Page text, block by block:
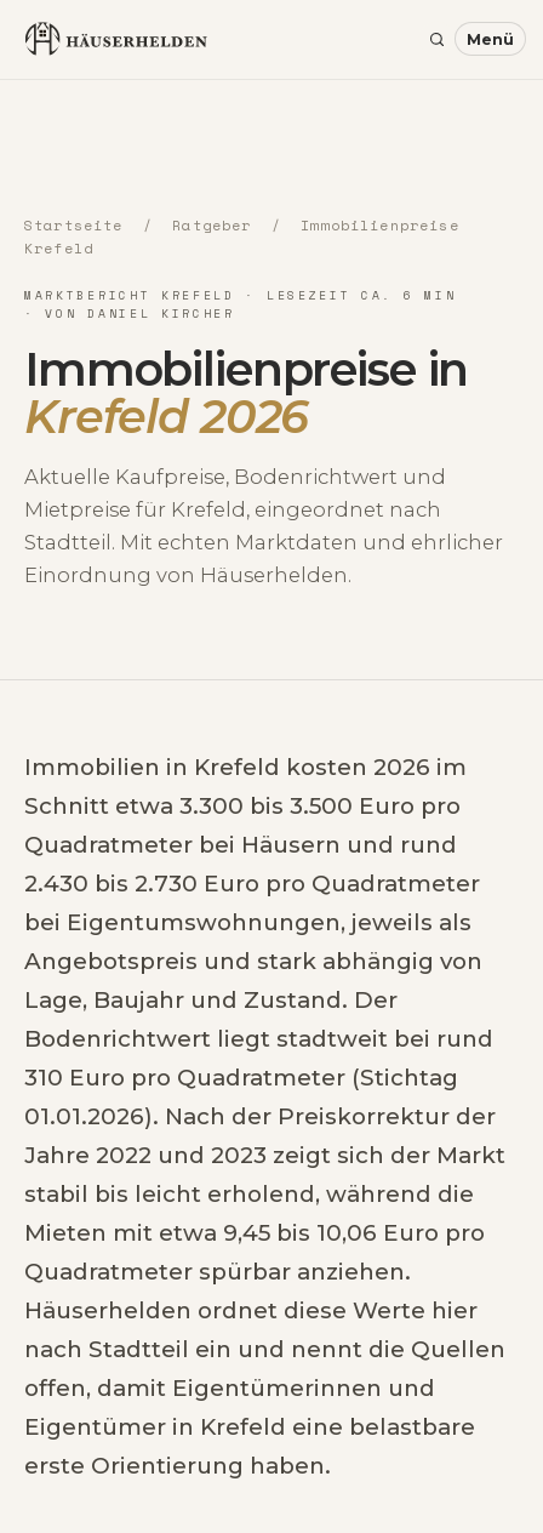
Startseite / Ratgeber / Immobilienpreise
Krefeld
MARKTBERICHT KREFELD · LESEZEIT CA. 6 MIN
· VON DANIEL KIRCHER
Immobilienpreise in
Krefeld 2026
Aktuelle Kaufpreise, Bodenrichtwert und
Mietpreise für Krefeld, eingeordnet nach
Stadtteil. Mit echten Marktdaten und ehrlicher
Einordnung von Häuserhelden.
Immobilien in Krefeld kosten 2026 im
Schnitt etwa 3.300 bis 3.500 Euro pro
Quadratmeter bei Häusern und rund
2.430 bis 2.730 Euro pro Quadratmeter
bei Eigentumswohnungen, jeweils als
Angebotspreis und stark abhängig von
Lage, Baujahr und Zustand. Der
Bodenrichtwert liegt stadtweit bei rund
310 Euro pro Quadratmeter (Stichtag
01.01.2026). Nach der Preiskorrektur der
Jahre 2022 und 2023 zeigt sich der Markt
stabil bis leicht erholend, während die
Mieten mit etwa 9,45 bis 10,06 Euro pro
Quadratmeter spürbar anziehen.
Häuserhelden ordnet diese Werte hier
nach Stadtteil ein und nennt die Quellen
offen, damit Eigentümerinnen und
Eigentümer in Krefeld eine belastbare
erste Orientierung haben.